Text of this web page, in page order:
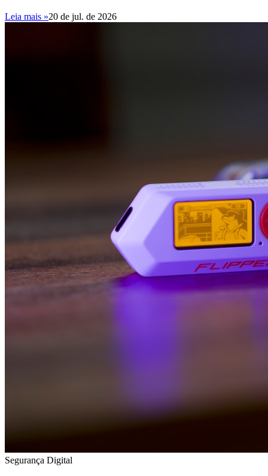
Leia mais »20 de jul. de 2026
Segurança Digital